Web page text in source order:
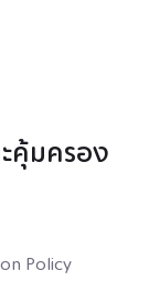
คุ้มครอง
Policy